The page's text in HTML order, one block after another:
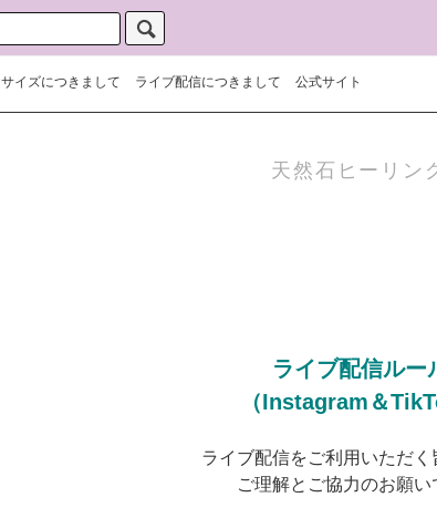
サイズにつきまして ライブ配信につきまして 公式サイト
天然石ヒーリン
ライブ配信ルー
（Instagram＆
ライブ配信をご利用いただく
ご理解とご協力のお願い